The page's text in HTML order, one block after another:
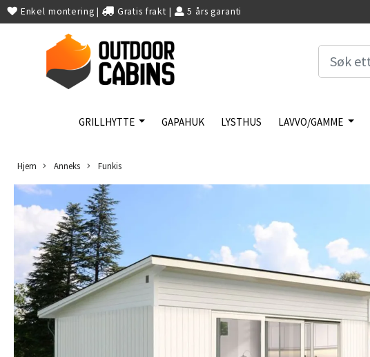
Enkel montering | Gratis frakt | 5 års garanti
GRILLHYTTE GAPAHUK LYSTHUS LAVVO/GAMME
Hjem Anneks Funkis